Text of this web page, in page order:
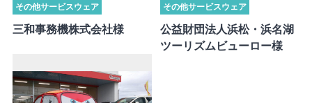
その他サービスウェア
三和事務機株式会社様
その他サービスウェア
公益財団法人浜松・浜名湖
ツーリズムビューロー様